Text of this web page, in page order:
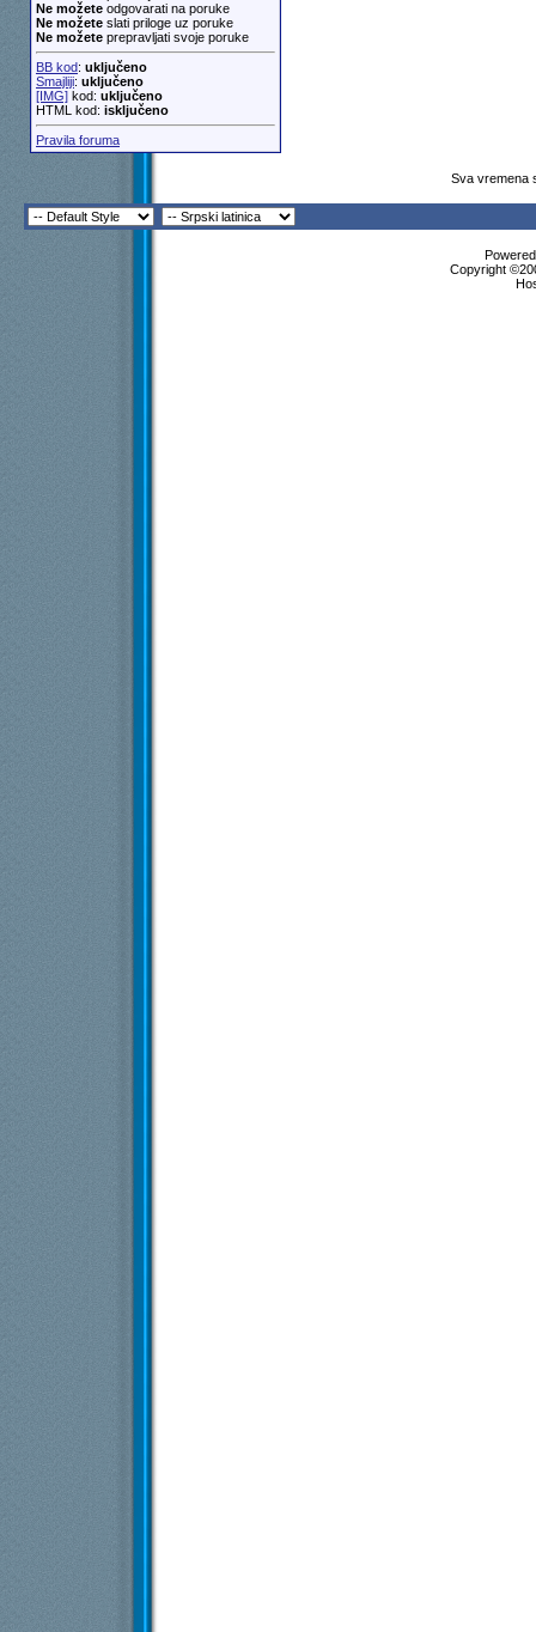
Ne možeteodgovarati na poruke
Ne možeteslati priloge uz poruke
Ne možeteprepravljati svoje poruke
BB kod: uključeno
Smajliji: uključeno
[IMG]kod: uključeno
HTML kod: isključeno
Pravila foruma
Sva vremena
Copyright